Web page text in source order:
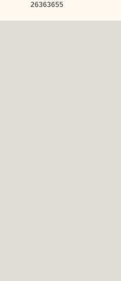
26363655